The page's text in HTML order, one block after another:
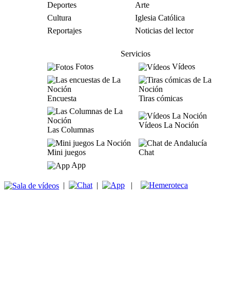
Deportes
Arte
Cultura
Iglesia Católica
Reportajes
Noticias del lector
Servicios
Fotos
Vídeos
Encuesta Tiras cómicas
Las Columnas
Vídeos La Noción
Mini juegos
Chat
App
| | |